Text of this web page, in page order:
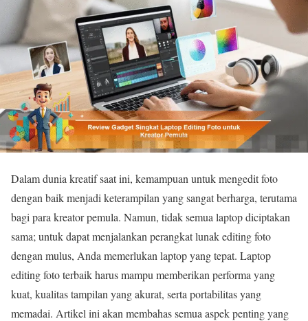
Dalam dunia kreatif saat ini, kemampuan untuk mengedit foto
dengan baik menjadi keterampilan yang sangat berharga, terutama
bagi para kreator pemula. Namun, tidak semua laptop diciptakan
sama; untuk dapat menjalankan perangkat lunak editing foto
dengan mulus, Anda memerlukan laptop yang tepat. Laptop
editing foto terbaik harus mampu memberikan performa yang
kuat, kualitas tampilan yang akurat, serta portabilitas yang
memadai. Artikel ini akan membahas semua aspek penting yang